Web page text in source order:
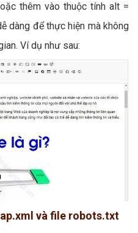
thêm vào thuộc tính alt =
dàng để thực hiện mà không
Ví dụ như sau:
và file robots.txt